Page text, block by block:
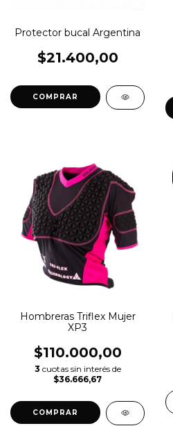
Protector bucal Argentina
$21.400,00
COMPRAR
Hombreras Triflex Mujer
XP3
$110.000,00
3 cuotas sin interés de
$36.666,67
COMPRAR